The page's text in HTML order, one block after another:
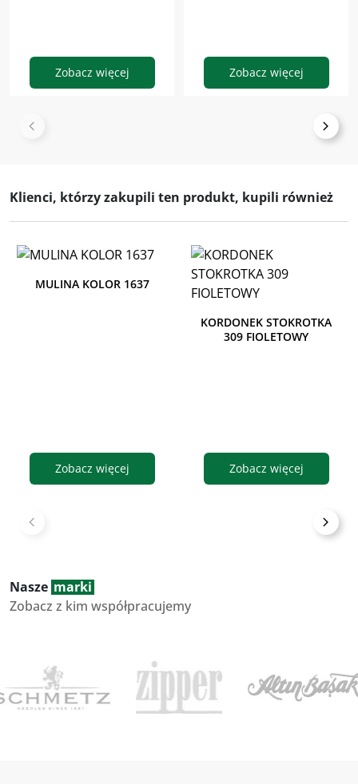
Zobacz więcej Zobacz więcej
Klienci, którzy zakupili ten produkt, kupili również
MULINA KOLOR 1637
Zobacz więcej
KORDONEK STOKROTKA
309 FIOLETOWY
Zobacz więcej
Nasze marki
Zobacz z kim współpracujemy